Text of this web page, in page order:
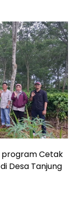
program Cetak
Desa Tanjung